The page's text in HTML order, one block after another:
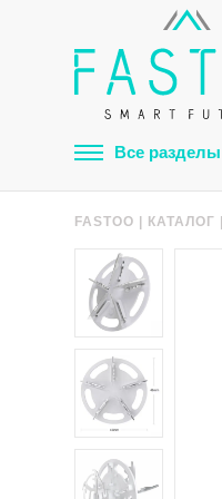
Все разделы
FASTOO КАТАЛОГ